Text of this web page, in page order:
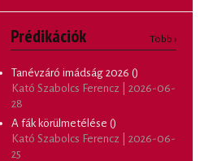
Prédikációk
Tanévzáró imádság 2026 ()
Kató Szabolcs Ferencz | 2026-06-
28
A fák körülmetélése ()
Kató Szabolcs Ferencz | 2026-06-
25
Több ›